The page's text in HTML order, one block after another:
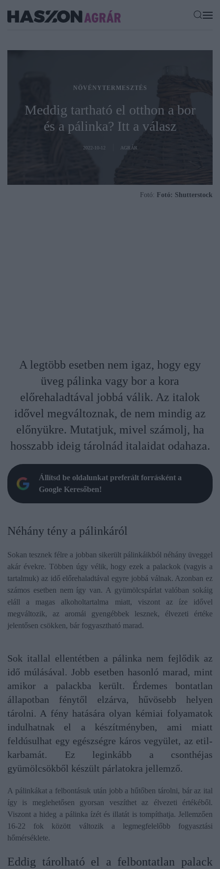
NÖVÉNYTERMESZTÉS
Meddig tartható el otthon a bor
és a pálinka? Itt a válasz
2022-10-12 AGRÁR
Fotó: Fotó: Shutterstock
A legtöbb esetben nem igaz, hogy egy
üveg pálinka vagy bor a kora
előrehaladtával jobbá válik. Az italok
idővel megváltoznak, de nem mindig az
előnyükre. Mutatjuk, mivel számolj, ha
hosszabb ideig tárolnád italaidat odahaza.
Állítsd be oldalunkat preferált forrásként a
Google Keresőben!
Néhány tény a pálinkáról
Sokan tesznek félre a jobban sikerült pálinkáikból néhány üveggel
akár évekre. Többen úgy vélik, hogy ezek a palackok (vagyis a
tartalmuk) az idő előrehaladtával egyre jobbá válnak. Azonban ez
számos esetben nem így van. A gyümölcspárlat valóban sokáig
eláll a magas alkoholtartalma miatt, viszont az íze idővel
megváltozik, az aromái gyengébbek lesznek, élvezeti értéke
jelentősen csökken, bár fogyasztható marad.
Sok itallal ellentétben a pálinka nem fejlődik az
idő múlásával. Jobb esetben hasonló marad, mint
amikor a palackba került. Érdemes bontatlan
állapotban fénytől elzárva, hűvösebb helyen
tárolni. A fény hatására olyan kémiai folyamatok
indulhatnak el a készítményben, ami miatt
feldúsulhat egy egészségre káros vegyület, az etil-
karbamát. Ez leginkább a csonthéjas
gyümölcsökből készült párlatokra jellemző.
A pálinkákat a felbontásuk után jobb a hűtőben tárolni, bár az ital
így is meglehetősen gyorsan veszíthet az élvezeti értékéből.
Viszont a hideg a pálinka ízét és illatát is tompíthatja. Jellemzően
16-22 fok között változik a legmegfelelőbb fogyasztási
hőmérséklete.
Eddig tárolható el a felbontatlan palack